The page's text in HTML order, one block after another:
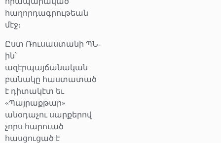
հաղորդագրութեան
մէջ։
Ըստ Ռուսաստանի ՊՆ-
ին՝
ազէրպայճանական
բանակը հաստատած
է դիտակէտ եւ
«Պայրաքթար»
անօդաչու սարքերով
չորս հարուած
հասցուցած է